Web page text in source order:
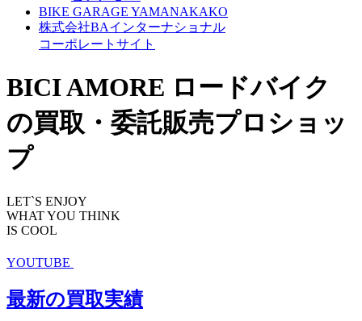
BIKE GARAGE YAMANAKAKO
株式会社BAインターナショナル
コーポレートサイト
BICI AMORE ロードバイク
の買取・委託販売プロショッ
プ
LET`S ENJOY
WHAT YOU THINK
IS COOL
YOUTUBE
最新の買取実績